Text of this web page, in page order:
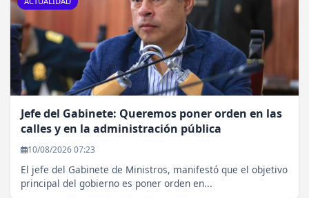
Jefe del Gabinete: Queremos poner orden en las
calles y en la administración pública
10/08/2026 07:23
El jefe del Gabinete de Ministros, manifestó que el objetivo
principal del gobierno es poner orden en...